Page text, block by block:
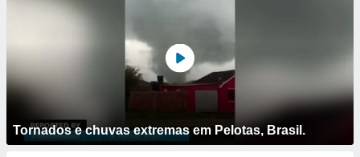
Tornados e chuvas extremas em Pelotas, Brasil.